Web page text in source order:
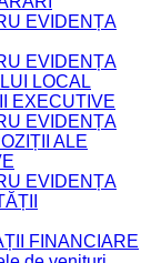
EVIDENȚA
EVIDENȚA
LOCAL
EXECUTIVE
EVIDENȚA
ALE
EVIDENȚA
FINANCIARE